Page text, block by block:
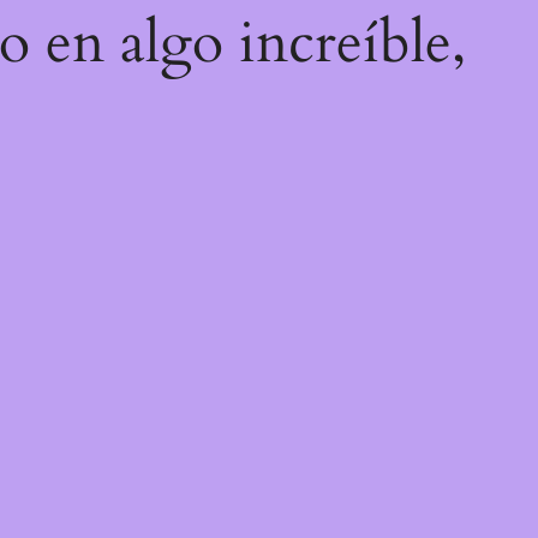
en algo increíble,